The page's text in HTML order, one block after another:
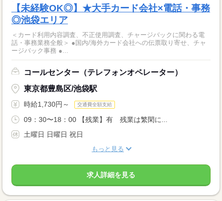
【未経験OK◎】★大手カード会社×電話・事務
◎池袋エリア
＜カード利用内容調査、不正使用調査、チャージバックに関わる電
話・事務業務全般＞ ●国内/海外カード会社への伝票取り寄せ、チャ
ージバック事務 ●...
コールセンター（テレフォンオペレーター）
東京都豊島区/池袋駅
時給1,730円～ 交通費全額支給
09：30〜18：00 【残業】有 残業は繁閑に...
土曜日 日曜日 祝日
もっと見る
求人詳細を見る